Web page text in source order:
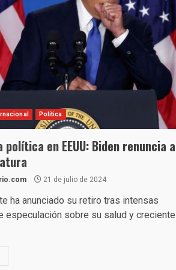
Política
política en EEUU: Biden renuncia a
21 de julio de 2024
ha anunciado su retiro tras intensas
especulación sobre su salud y